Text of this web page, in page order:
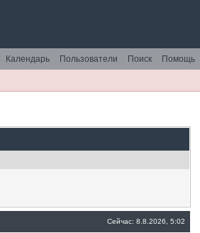
Помощь
Поиск
Пользователи
Календарь
Сейчас: 8.8.2026, 5:02